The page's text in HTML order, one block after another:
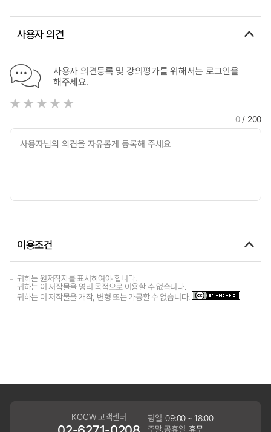
Überdenken des Verhältnisses zwischen romantischer
Schlegel und Hans-Georg Gadamer
사용자 의견
사용자 의견등록 및 강의평가를 위해서는 로그인을
해주세요.
0/ 200
이용조건
귀하는 원저작자를 표시하여야 합니다.
귀하는 이 저작물을 영리 목적으로 이용할 수 없습니다.
귀하는 이 저작물을 개작, 변형 또는 가공할 수 없습니다.
KOCW 고객센터 평일 09:00 ~ 18:00
주말,공휴일 휴무